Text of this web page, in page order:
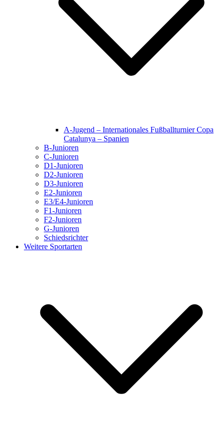
A-Jugend – Internationales Fußballturnier Copa
Catalunya – Spanien
B-Junioren
C-Junioren
D1-Junioren
D2-Junioren
D3-Junioren
E2-Junioren
E3/E4-Junioren
F1-Junioren
F2-Junioren
G-Junioren
Schiedsrichter
Weitere Sportarten